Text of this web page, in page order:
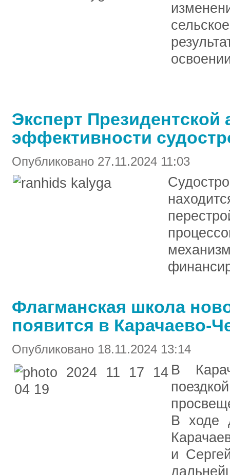
Эксперт
эффективности
Опубликовано 27.11.2024 11:03
Флагманская школа
появится в Карачаево-
Опубликовано 18.11.2024 13:14
В
В ходе
и